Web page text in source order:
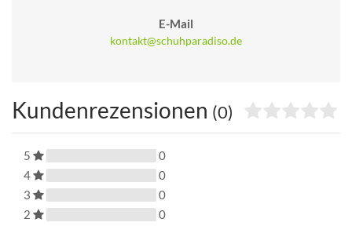
E-Mail
kontakt@schuhparadiso.de
Kundenrezensionen (0)
5
0
4
0
3
0
2
0